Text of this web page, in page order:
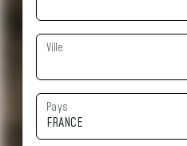
Ville
Pays